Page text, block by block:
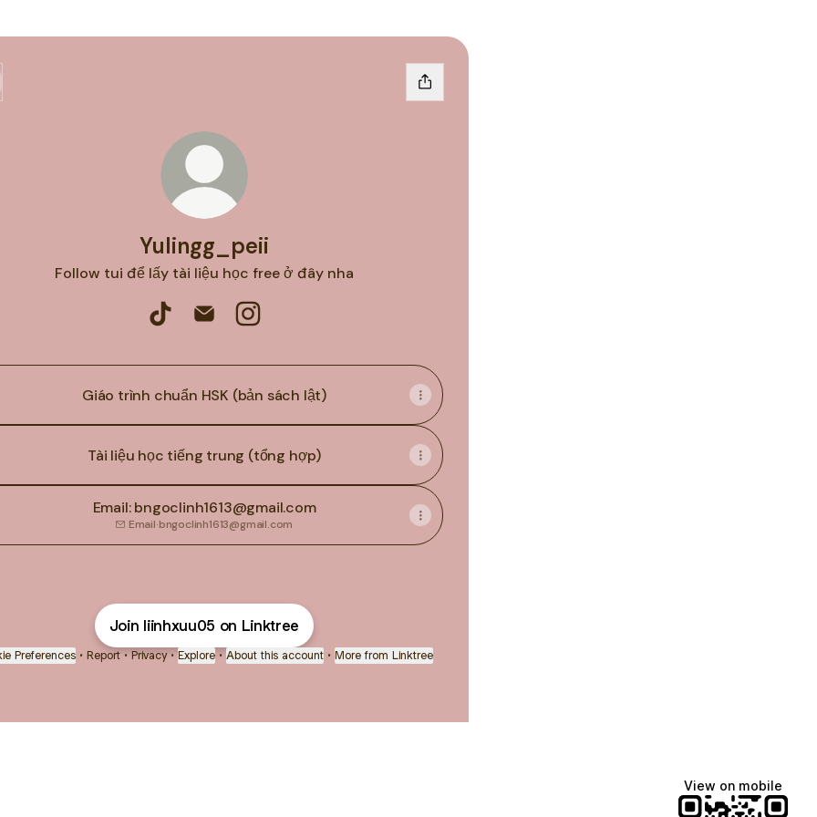
Yulingg_peii
Follow tui để lấy tài liệu học free ở đây nha
Giáo trình chuẩn HSK (bản sách lật)
Tài liệu học tiếng trung (tổng hợp)
Email: bngoclinh1613@gmail.com
Email·bngoclinh1613@gmail.com
Join liinhxuu05 on Linktree
Preferences • Report • Privacy • Explore • About this account • More from Linktree
View on mobile